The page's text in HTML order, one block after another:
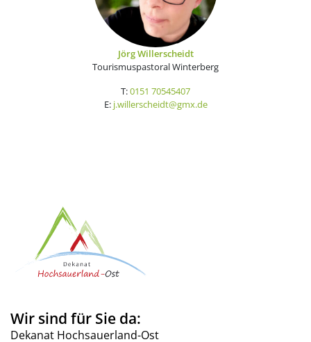
Jörg Willerscheidt
Tourismuspastoral Winterberg
T:0151 70545407
E: j.willerscheidt@gmx.de
Wir sind für Sie da:
Dekanat Hochsauerland-Ost